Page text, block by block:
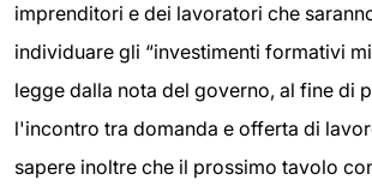
imprenditori e dei lavoratori che
individuare gli “investimenti formativi
legge dalla nota del governo, al fine di
l'incontro tra domanda e offerta di
sapere inoltre che il prossimo tavolo